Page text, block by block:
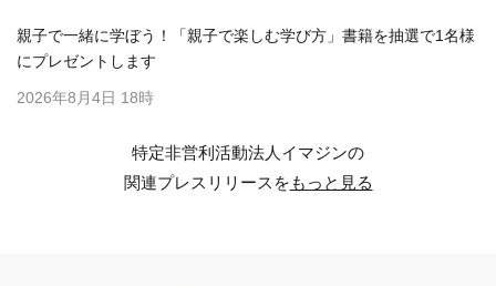
親子で一緒に学ぼう！「親子で楽しむ学び方」書籍を抽選で1名様
にプレゼントします
2026年8月4日 18時
特定非営利活動法人イマジンの
関連プレスリリースをもっと見る